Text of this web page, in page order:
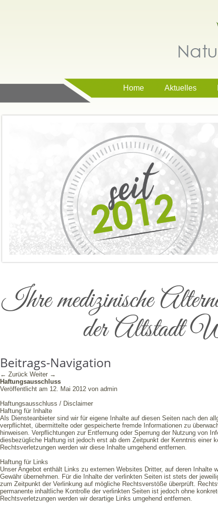
Home Aktuelles
Ihre medizinische
der Altstadt
Beitrags-Navigation
← Zurück Weiter →
Haftungsausschluss
Veröffentlicht am 12. Mai 2012 von admin
Haftungsausschluss / Disclaimer
Haftung für Inhalte
Als Diensteanbieter sind wir für eigene Inhalte auf diesen Seiten nach den
verpflichtet, übermittelte oder gespeicherte fremde Informationen zu
hinweisen. Verpflichtungen zur Entfernung oder Sperrung der Nutzung von
diesbezügliche Haftung ist jedoch erst ab dem Zeitpunkt der Kenntnis einer
Rechtsverletzungen werden wir diese Inhalte umgehend entfernen.
Haftung für Links
Unser Angebot enthält Links zu externen Websites Dritter, auf deren
Gewähr übernehmen. Für die Inhalte der verlinkten Seiten ist stets der
zum Zeitpunkt der Verlinkung auf mögliche Rechtsverstöße überprüft.
permanente inhaltliche Kontrolle der verlinkten Seiten ist jedoch ohne
Rechtsverletzungen werden wir derartige Links umgehend entfernen.